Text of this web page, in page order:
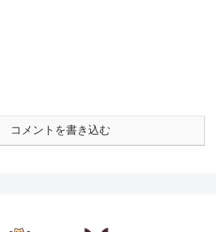
コメントを書き込む